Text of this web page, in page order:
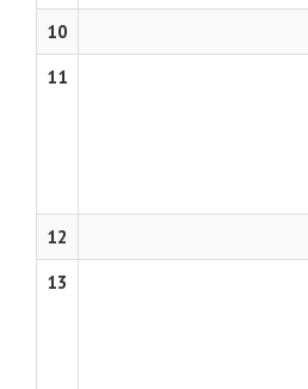
10
11
12
13